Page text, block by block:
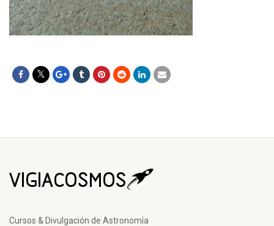
Cursos & Divulgación de Astronomía